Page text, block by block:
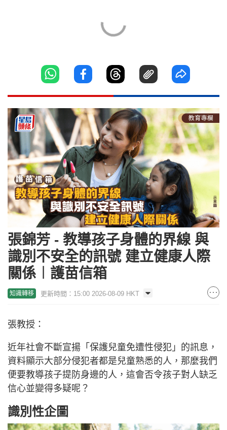
張錦芳 - 教導孩子身體的界線 與
識別不安全的訊號 建立健康人際
關係︱護苗信箱
知識轉移 更新時間：15:00 2026-08-09 HKT
張教授：
近年社會不斷宣揚「保護兒童免遭性侵犯」的訊息，
資料顯示大部分侵犯者都是兒童熟悉的人，那麼我們
便要教導孩子提防身邊的人，這會否令孩子對人缺乏
信心並變得多疑呢？
識別性企圖